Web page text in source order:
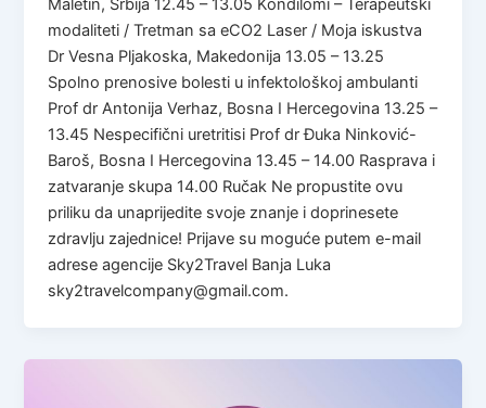
Maletin, Srbija 12.45 – 13.05 Kondilomi – Terapeutski
modaliteti / Tretman sa eCO2 Laser / Moja iskustva
Dr Vesna Pljakoska, Makedonija 13.05 – 13.25
Spolno prenosive bolesti u infektološkoj ambulanti
Prof dr Antonija Verhaz, Bosna I Hercegovina 13.25 –
13.45 Nespecifični uretritisi Prof dr Đuka Ninković-
Baroš, Bosna I Hercegovina 13.45 – 14.00 Rasprava i
zatvaranje skupa 14.00 Ručak Ne propustite ovu
priliku da unaprijedite svoje znanje i doprinesete
zdravlju zajednice! Prijave su moguće putem e-mail
adrese agencije Sky2Travel Banja Luka
sky2travelcompany@gmail.com.